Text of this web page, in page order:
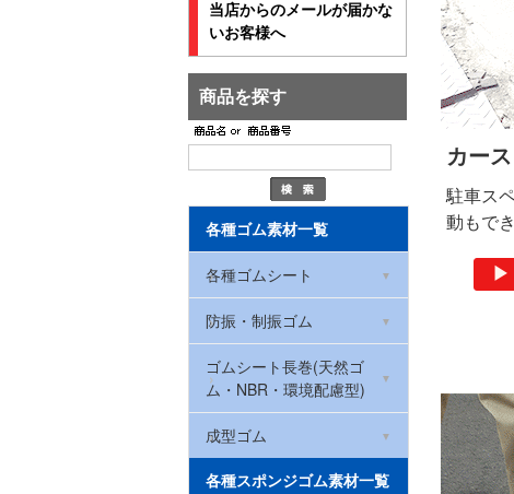
当店からのメールが届かな
いお客様へ
商品を探す
各種ゴム素材一覧
各種ゴムシート
環境配慮型ゴムシート
(RoHS2対応)
NBRゴム(ニトリルゴム)
CRゴム(クロロプレン)
天然ゴム
防振・制振ゴム
ハイパー防振ゴムマット
防振ゴム
ハイパー防振ゴムマット
(洗濯機・冷蔵庫用)
ゴムシート長巻(天然ゴ
ム・NBR・環境配慮型)
厚さ0.5mm
厚さ1mm
成型ゴム
ゴムストッパー
各種スポンジゴム素材一覧
カー
駐車ス
動もで
▶